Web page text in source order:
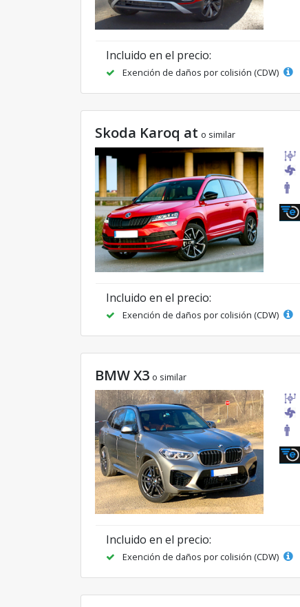
Incluido en el precio:
Exención de daños por colisión (CDW)
Skoda Karoq at o similar
Incluido en el precio:
Exención de daños por colisión (CDW)
BMW X3 o similar
Incluido en el precio:
Exención de daños por colisión (CDW)